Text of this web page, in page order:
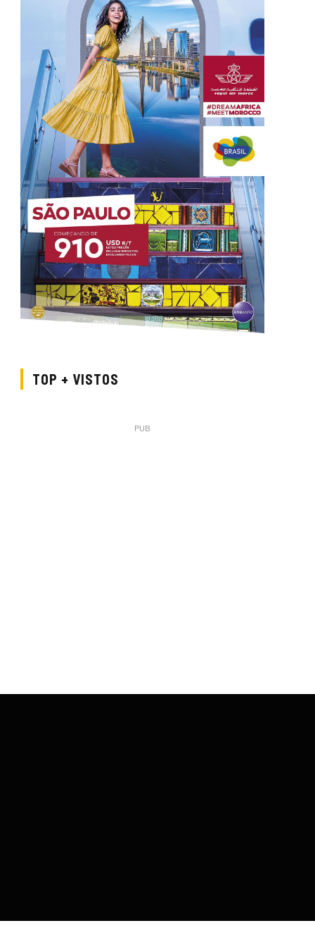
TOP + VISTOS
PUB